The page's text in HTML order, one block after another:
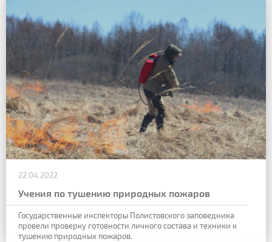
22.04.2022
Учения по тушению природных пожаров
Государственные инспекторы Полистовского заповедника
провели проверку готовности личного состава и техники к
тушению природных пожаров.